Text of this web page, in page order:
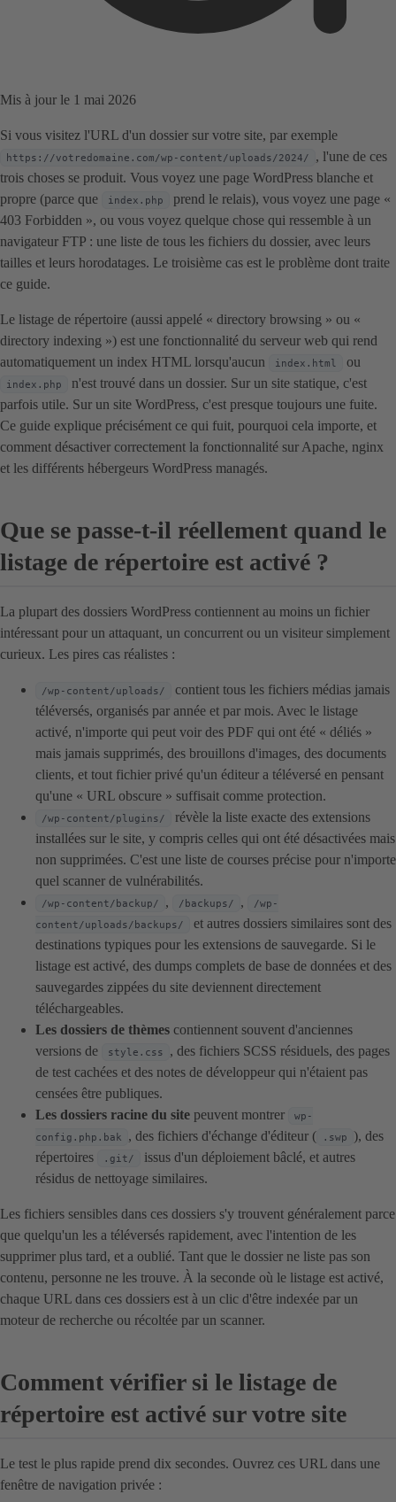
Mis à jour le 1 mai 2026
Si vous visitez l'URL d'un dossier sur votre site, par exemple
https://votredomaine.com/wp-content/uploads/2024/
, l'une de ces
trois choses se produit. Vous voyez une page WordPress blanche et
propre (parce que
index.php
prend le relais), vous voyez une page «
403 Forbidden », ou vous voyez quelque chose qui ressemble à un
navigateur FTP : une liste de tous les fichiers du dossier, avec leurs
tailles et leurs horodatages. Le troisième cas est le problème dont traite
ce guide.
Le listage de répertoire (aussi appelé « directory browsing » ou «
directory indexing ») est une fonctionnalité du serveur web qui rend
automatiquement un index HTML lorsqu'aucun
index.html ou
index.php
n'est trouvé dans un dossier. Sur un site statique, c'est
parfois utile. Sur un site WordPress, c'est presque toujours une fuite.
Ce guide explique précisément ce qui fuit, pourquoi cela importe, et
comment désactiver correctement la fonctionnalité sur Apache, nginx
et les différents hébergeurs WordPress managés.
Que se passe-t-il réellement quand le
listage de répertoire est activé ?
La plupart des dossiers WordPress contiennent au moins un fichier
intéressant pour un attaquant, un concurrent ou un visiteur simplement
curieux. Les pires cas réalistes :
/wp-content/uploads/
contient tous les fichiers médias jamais
téléversés, organisés par année et par mois. Avec le listage
activé, n'importe qui peut voir des PDF qui ont été « déliés »
mais jamais supprimés, des brouillons d'images, des documents
clients, et tout fichier privé qu'un éditeur a téléversé en pensant
qu'une « URL obscure » suffisait comme protection.
/wp-content/plugins/
révèle la liste exacte des extensions
installées sur le site, y compris celles qui ont été désactivées mais
non supprimées. C'est une liste de courses précise pour n'importe
quel scanner de vulnérabilités.
/wp-content/backup/ , /backups/ ,
/wp-
content/uploads/backups/
et autres dossiers similaires sont des
destinations typiques pour les extensions de sauvegarde. Si le
listage est activé, des dumps complets de base de données et des
sauvegardes zippées du site deviennent directement
téléchargeables.
Les dossiers de thèmes contiennent souvent d'anciennes
versions de
style.css
, des fichiers SCSS résiduels, des pages
de test cachées et des notes de développeur qui n'étaient pas
censées être publiques.
Les dossiers racine du site peuvent montrer
wp-
config.php.bak
, des fichiers d'échange d'éditeur ( .swp ), des
répertoires
.git/
issus d'un déploiement bâclé, et autres
résidus de nettoyage similaires.
Les fichiers sensibles dans ces dossiers s'y trouvent généralement parce
que quelqu'un les a téléversés rapidement, avec l'intention de les
supprimer plus tard, et a oublié. Tant que le dossier ne liste pas son
contenu, personne ne les trouve. À la seconde où le listage est activé,
chaque URL dans ces dossiers est à un clic d'être indexée par un
moteur de recherche ou récoltée par un scanner.
Comment vérifier si le listage de
répertoire est activé sur votre site
Le test le plus rapide prend dix secondes. Ouvrez ces URL dans une
fenêtre de navigation privée :